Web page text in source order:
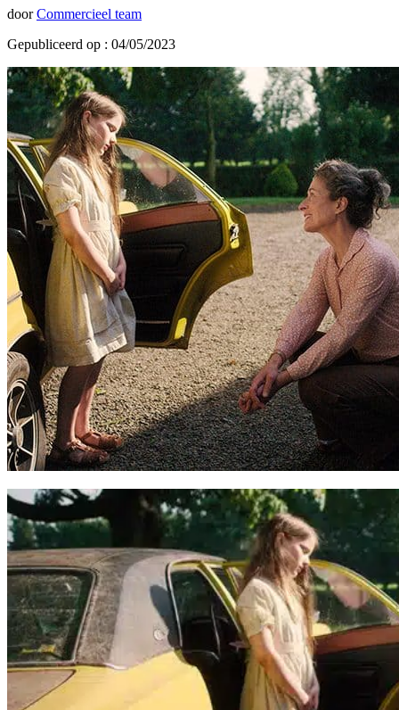
door Commercieel team
Gepubliceerd op : 04/05/2023